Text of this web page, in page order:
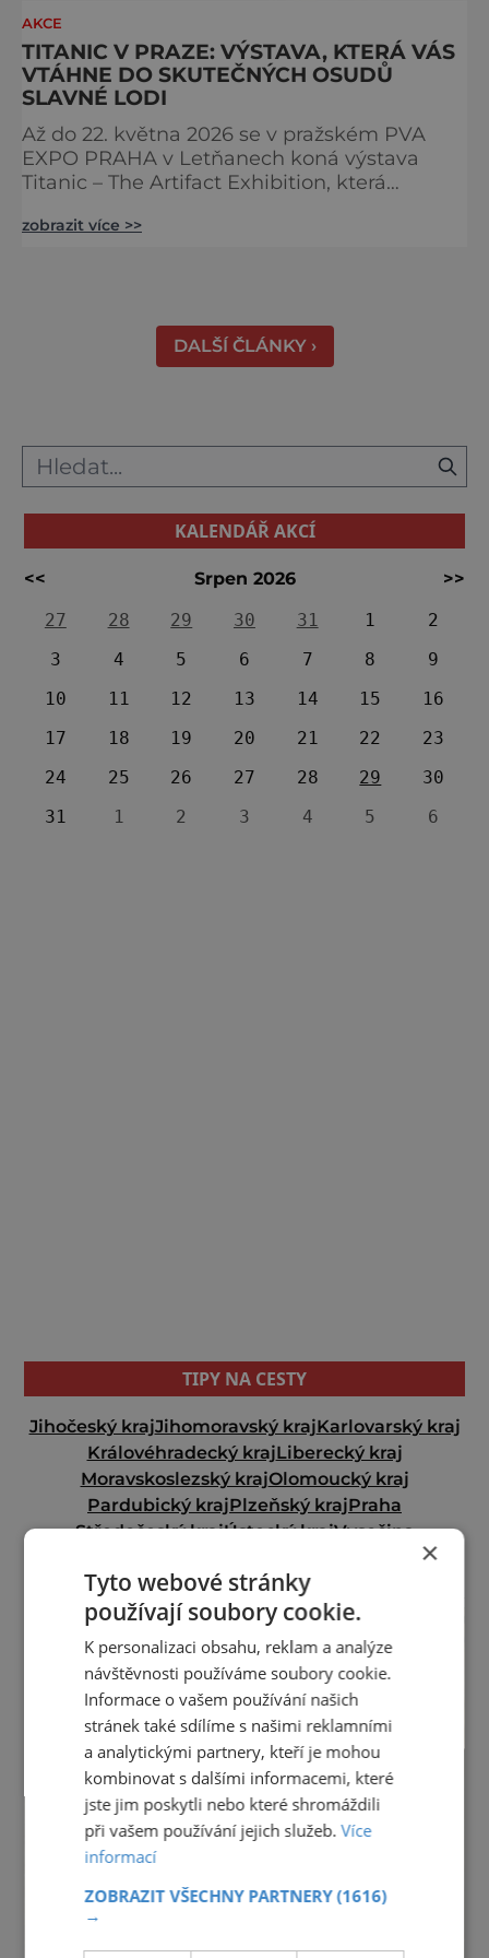
AKCE
TITANIC V PRAZE: VÝSTAVA, KTERÁ VÁS
VTÁHNE DO SKUTEČNÝCH OSUDŮ
SLAVNÉ LODI
Až do 22. května 2026 se v pražském PVA
EXPO PRAHA v Letňanech koná výstava
Titanic – The Artifact Exhibition, která
vyzvednutých z vraku legendární lodi. Díky
4. ve 2:20) potopil ke dnu Atlantiku. doslova
na vlastní kůži. Výsta
zobrazit více >>
DALŠÍ ČLÁNKY ›
KALENDÁŘ AKCÍ
<< Srpen 2026
>>
27
28 29 30 31 1
2
3
4 5 6 7 8
9
10
11 12 13 14 15
16
17
18 19 20 21 22
23
24
25 26 27 28 29
30
31
1 2 3 4 5 6
TIPY NA CESTY
Jihočeský krajJihomoravský krajKarlovarský kraj
Královéhradecký krajLiberecký kraj
Moravskoslezský krajOlomoucký kraj
Pardubický krajPlzeňský krajPraha
Středočeský krajÚstecký krajVysočina
reklama
×
Tyto webové stránky
používají soubory cookie.
K personalizaci obsahu, reklam a analýze
návštěvnosti používáme soubory cookie.
Informace o vašem používání našich
stránek také sdílíme s našimi reklamními
a analytickými partnery, kteří je mohou
kombinovat s dalšími informacemi, které
jste jim poskytli nebo které shromáždili
při vašem používání jejich služeb.Více
informací
ZOBRAZIT VŠECHNY PARTNERY(1616)
→